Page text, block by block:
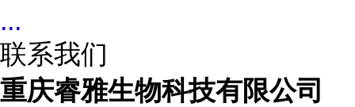
...
联系我们
重庆睿雅生物科技有限公司